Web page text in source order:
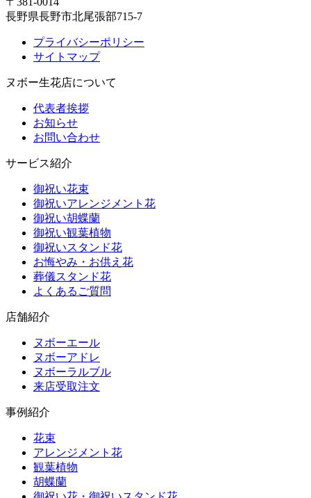
長野県長野市北尾張部715-7
プライバシーポリシー
サイトマップ
ヌボー生花店について
代表者挨拶
お知らせ
お問い合わせ
サービス紹介
御祝い花束
御祝いアレンジメント花
御祝い胡蝶蘭
御祝い観葉植物
御祝いスタンド花
お悔やみ・お供え花
葬儀スタンド花
よくあるご質問
店舗紹介
ヌボーエール
ヌボーアドレ
ヌボーラルブル
来店受取注文
事例紹介
花束
アレンジメント花
観葉植物
胡蝶蘭